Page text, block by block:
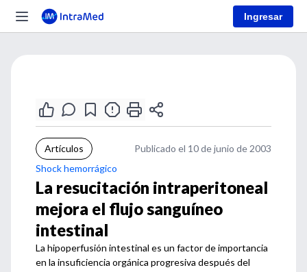
Ingresar
Artículos
Publicado el 10 de junio de 2003
Shock hemorrágico
La resucitación intraperitoneal
mejora el flujo sanguíneo
intestinal
La hipoperfusión intestinal es un factor de importancia
en la insuficiencia orgánica progresiva después del